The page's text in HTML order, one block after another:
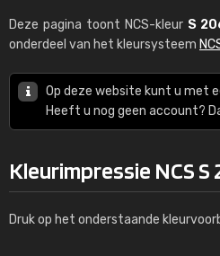
Deze pagina toont NCS-kleur S
onderdeel van het kleursysteem
Op deze website kunt u met
Heeft u nog geen account?
Kleurimpressie NCS
Druk op het onderstaande